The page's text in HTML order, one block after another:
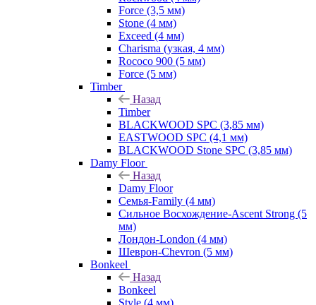
Force (3,5 мм)
Stone (4 мм)
Exceed (4 мм)
Charisma (узкая, 4 мм)
Rococo 900 (5 мм)
Force (5 мм)
Timber
Назад
Timber
BLACKWOOD SPC (3,85 мм)
EASTWOOD SPC (4,1 мм)
BLACKWOOD Stone SPC (3,85 мм)
Damy Floor
Назад
Damy Floor
Семья-Family (4 мм)
Сильное Восхождение-Ascent Strong (5
мм)
Лондон-London (4 мм)
Шеврон-Chevron (5 мм)
Bonkeel
Назад
Bonkeel
Style (4 мм)